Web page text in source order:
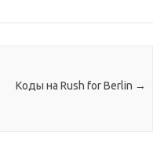
Коды на Rush for Berlin →